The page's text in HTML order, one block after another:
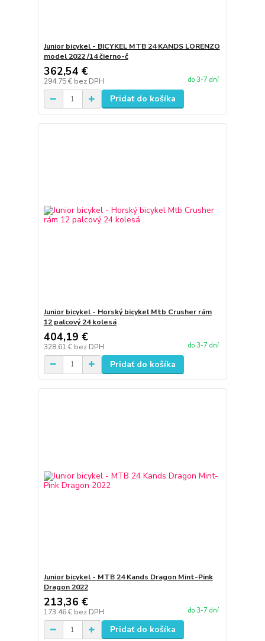
Junior bicykel - BICYKEL MTB 24 KANDS LORENZO
model 2022 /14 čierno-č
362,54 €
294,75 € bez DPH do 3-7 dní
Pridať do košíka
Junior bicykel - Horský bicykel Mtb Crusher rám
12 palcový 24 kolesá
404,19 €
328,61 € bez DPH do 3-7 dní
Pridať do košíka
Junior bicykel - MTB 24 Kands Dragon Mint-Pink
Dragon 2022
213,36 €
173,46 € bez DPH do 3-7 dní
Pridať do košíka